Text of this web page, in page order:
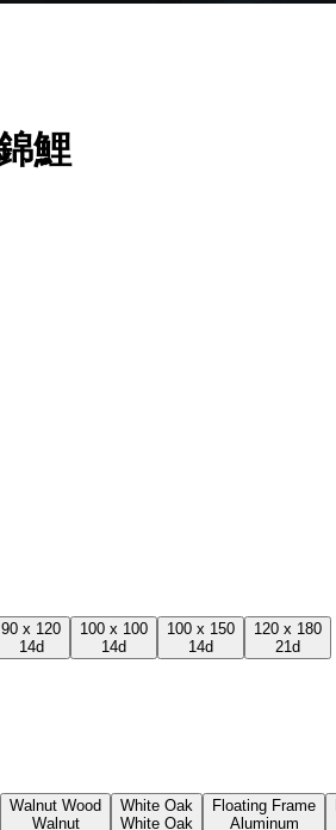
鯉
90 x 120
14d
100 x 100
14d
100 x 150
14d
120 x 180
21 d
Walnut Wood
Walnut
White Oak
White Oak
Floating Frame
Aluminum